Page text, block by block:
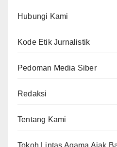
Hubungi Kami
Kode Etik Jurnalistik
Pedoman Media Siber
Redaksi
Tentang Kami
Tokoh Lintas Agama Ajak